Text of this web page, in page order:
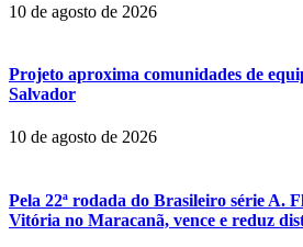
10 de agosto de 2026
Projeto aproxima comunidades de
Salvador
10 de agosto de 2026
Pela 22ª rodada do Brasileiro série A.
Vitória no Maracanã, vence e reduz